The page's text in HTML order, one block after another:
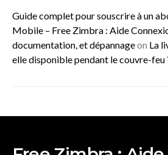
Guide complet pour souscrire à un
Mobile – Free Zimbra : Aide
documentation, et dépannageon La
elle disponible pendant le couvre-feu